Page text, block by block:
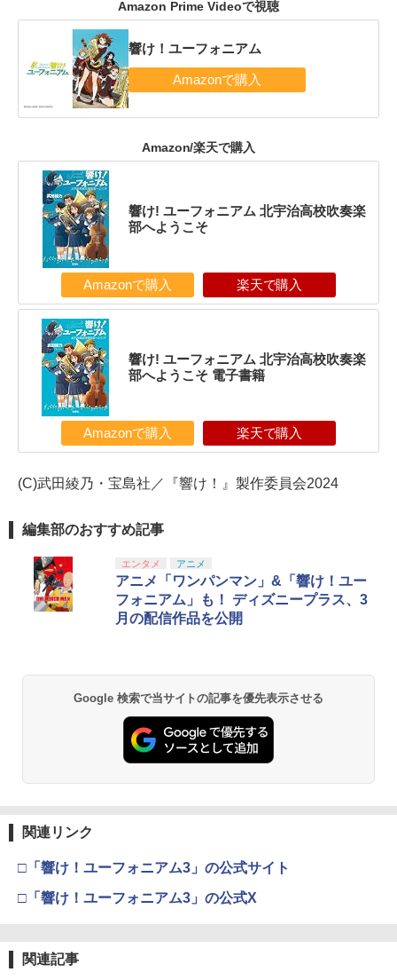
Amazon Prime Videoで視聴
響け！ユーフォニアム
Amazon/楽天で購入
響け! ユーフォニアム 北宇治高校吹奏楽
部へようこそ
Amazonで購入 楽天で購入
響け! ユーフォニアム 北宇治高校吹奏楽
部へようこそ 電子書籍
Amazonで購入 楽天で購入
(C)武田綾乃・宝島社／『響け！』製作委員会2024
編集部のおすすめ記事
エンタメ アニメ
アニメ「ワンパンマン」&「響け！ユー
フォニアム」も！ ディズニープラス、3
月の配信作品を公開
Google 検索で当サイトの記事を優先表示させる
関連リンク
□「響け！ユーフォニアム3」の公式サイト
□「響け！ユーフォニアム3」の公式X
関連記事